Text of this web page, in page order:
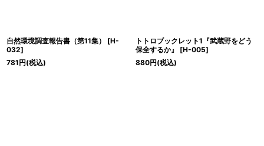
自然環境調査報告書（第11集） [H-
032]
781円(税込)
トトロブックレット1『武蔵野をどう
保全するか』
[H-005]
880円(税込)